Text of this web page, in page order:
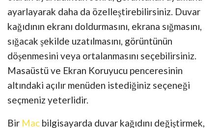
ayarlayarak daha da özelleştirebilirsiniz. Duvar
kağıdının ekranı doldurmasını, ekrana sığmasını,
sığacak şekilde uzatılmasını, görüntünün
döşenmesini veya ortalanmasını seçebilirsiniz.
Masaüstü ve Ekran Koruyucu penceresinin
altındaki açılır menüden istediğiniz seçeneği
seçmeniz yeterlidir.
Bir Mac bilgisayarda duvar kağıdını değiştirmek,